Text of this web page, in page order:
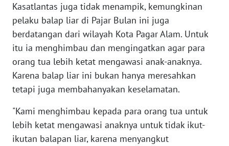
Kasatlantas juga tidak menampik, kemungkinan
pelaku balap liar di Pajar Bulan ini juga
berdatangan dari wilayah Kota Pagar Alam. Untuk
itu ia menghimbau dan mengingatkan agar para
orang tua lebih ketat mengawasi anak-anaknya.
Karena balap liar ini bukan hanya meresahkan
tetapi juga membahanyakan keselamatan.
"Kami menghimbau kepada para orang tua untuk
lebih ketat mengawasi anaknya untuk tidak ikut-
ikutan balapan liar, karena menyangkut
WN
SUMBAR
SUMSEL
WN
BENGKULU
LAMPUNG